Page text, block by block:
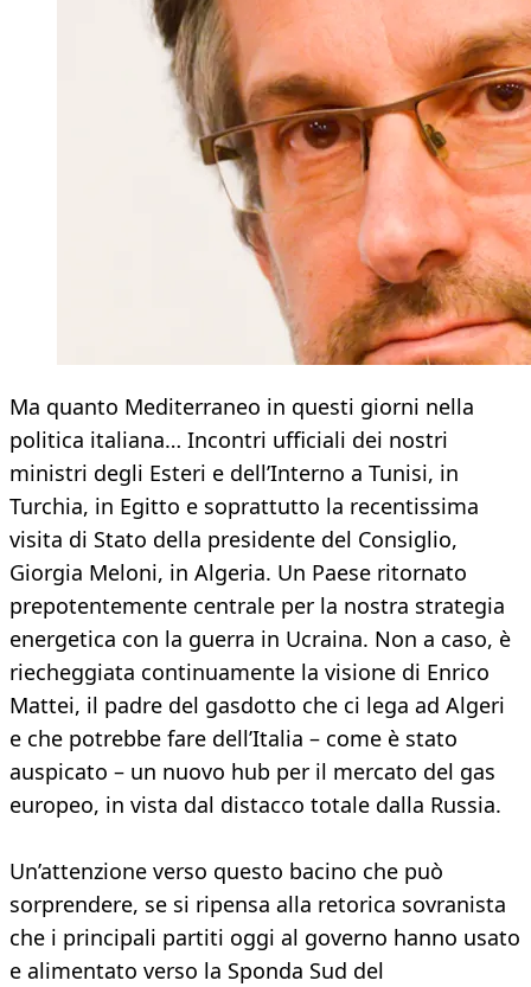
Ma quanto Mediterraneo in questi giorni nella
politica italiana… Incontri ufficiali dei nostri
ministri degli Esteri e dell’Interno a Tunisi, in
Turchia, in Egitto e soprattutto la recentissima
visita di Stato della presidente del Consiglio,
Giorgia Meloni, in Algeria. Un Paese ritornato
prepotentemente centrale per la nostra strategia
energetica con la guerra in Ucraina. Non a caso, è
riecheggiata continuamente la visione di Enrico
Mattei, il padre del gasdotto che ci lega ad Algeri
e che potrebbe fare dell’Italia – come è stato
auspicato – un nuovo hub per il mercato del gas
europeo, in vista dal distacco totale dalla Russia.
Un’attenzione verso questo bacino che può
sorprendere, se si ripensa alla retorica sovranista
che i principali partiti oggi al governo hanno usato
e alimentato verso la Sponda Sud del